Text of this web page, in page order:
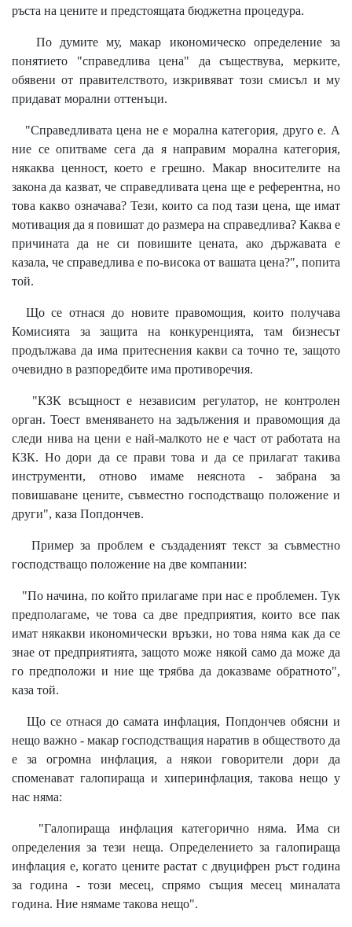
ръста на цените и предстоящата бюджетна процедура.
По думите му, макар икономическо определение за
понятието "справедлива цена" да съществува, мерките,
обявени от правителството, изкривяват този смисъл и му
придават морални оттенъци.
"Справедливата цена не е морална категория, друго е. А
ние се опитваме сега да я направим морална категория,
някаква ценност, което е грешно. Макар вносителите на
закона да казват, че справедливата цена ще е референтна, но
това какво означава? Тези, които са под тази цена, ще имат
мотивация да я повишат до размера на справедлива? Каква е
причината да не си повишите цената, ако държавата е
казала, че справедлива е по-висока от вашата цена?", попита
той.
Що се отнася до новите правомощия, които получава
Комисията за защита на конкуренцията, там бизнесът
продължава да има притеснения какви са точно те, защото
очевидно в разпоредбите има противоречия.
"КЗК всъщност е независим регулатор, не контролен
орган. Тоест вменяването на задължения и правомощия да
следи нива на цени е най-малкото не е част от работата на
КЗК. Но дори да се прави това и да се прилагат такива
инструменти, отново имаме неяснота - забрана за
повишаване цените, съвместно господстващо положение и
други", каза Попдончев.
Пример за проблем е създаденият текст за съвместно
господстващо положение на две компании:
"По начина, по който прилагаме при нас е проблемен. Тук
предполагаме, че това са две предприятия, които все пак
имат някакви икономически връзки, но това няма как да се
знае от предприятията, защото може някой само да може да
го предположи и ние ще трябва да доказваме обратното",
каза той.
Що се отнася до самата инфлация, Попдончев обясни и
нещо важно - макар господстващия наратив в обществото да
е за огромна инфлация, а някои говорители дори да
споменават галопираща и хиперинфлация, такова нещо у
нас няма:
"Галопираща инфлация категорично няма. Има си
определения за тези неща. Определението за галопираща
инфлация е, когато цените растат с двуцифрен ръст година
за година - този месец, спрямо същия месец миналата
година. Ние нямаме такова нещо".